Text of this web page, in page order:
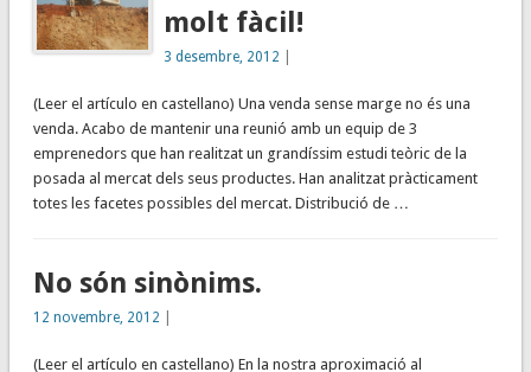
molt fàcil!
3 desembre, 2012
(Leer el artículo en castellano) Una venda sense marge no és una
venda. Acabo de mantenir una reunió amb un equip de 3
emprenedors que han realitzat un grandíssim estudi teòric de la
posada al mercat dels seus productes. Han analitzat pràcticament
totes les facetes possibles del mercat. Distribució de …
No són sinònims.
12 novembre, 2012
(Leer el artículo en castellano) En la nostra aproximació al